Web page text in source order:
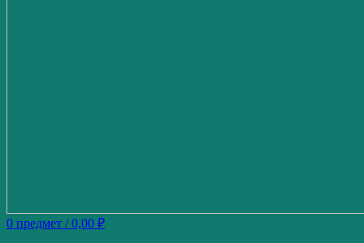
0 предмет / 0,00 ₽